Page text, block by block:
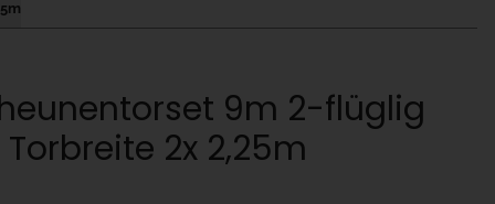
9m 2-flüglig
2x 2,25m